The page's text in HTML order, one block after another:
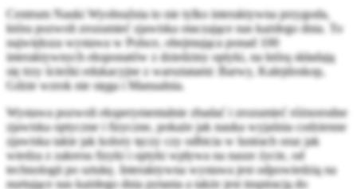
Centrum Nauki Wyobraźnia to nie tylko interaktywna przygoda,
która pozwoli zrozumieć zjawiska otaczające nas każdego dnia. To
największa wystawa w Polsce, obejmująca ponad 100
interaktywnych eksponatów z dziedziny optyki, na którą składają
się trzy ścieżki edukacyjne z warsztatami: Barwy, Kalejdoskop,
Gdzie wzrok nie sięga i Manualnia.
Wystawa pozwoli eksperymentalnie zbadać i zrozumieć różnorodne
zjawiska optyczne i fizyczne, pokaże jak nauka wyjaśnia codzienne
zjawiska takie jak kolory tęczy czy odbicia w lustrach oraz jak
wiedza z zakresu fizyki i optyki wpływa na nasze życie, od
technologii po sztukę. Interaktywna wystawa jest odpowiedzią na
nurtujące nas każdego dnia pytania a także jest inspiracją do